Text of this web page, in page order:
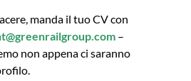
manda il tuo CV con
–
non appena ci saranno